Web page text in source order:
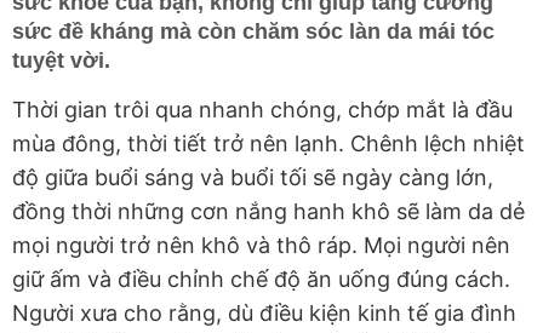
sức đề kháng mà còn chăm sóc làn da mái tóc
tuyệt vời.
Thời gian trôi qua nhanh chóng, chớp mắt là đầu
mùa đông, thời tiết trở nên lạnh. Chênh lệch nhiệt
độ giữa buổi sáng và buổi tối sẽ ngày càng lớn,
đồng thời những cơn nắng hanh khô sẽ làm da dẻ
mọi người trở nên khô và thô ráp. Mọi người nên
giữ ấm và điều chỉnh chế độ ăn uống đúng cách.
Người xưa cho rằng, dù điều kiện kinh tế gia đình